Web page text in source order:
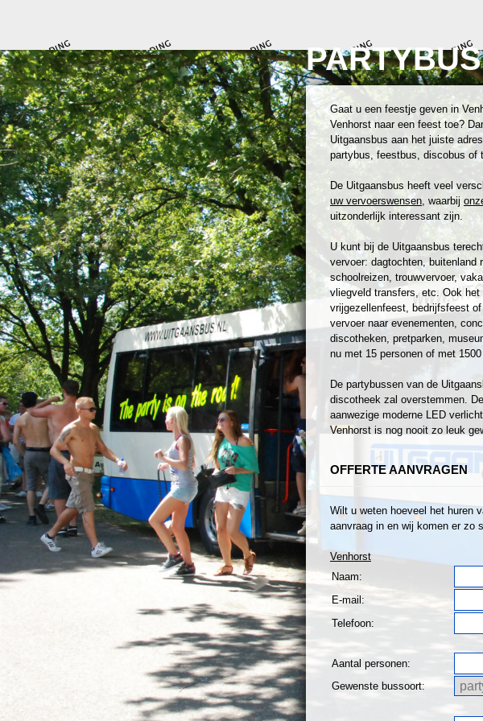
PARTYBUS
Gaat u een feestje geven in
Venhorst naar een feest toe?
Uitgaansbus aan het juiste
partybus, feestbus, discobus of
De Uitgaansbus heeft veel
uw vervoerswensen, waarbij
uitzonderlijk interessant zijn.
U kunt bij de Uitgaansbus
vervoer: dagtochten, buitenland
schoolreizen, trouwvervoer,
vliegveld transfers, etc. Ook het
vrijgezellenfeest, bedrijfsfeest
vervoer naar evenementen,
discotheken, pretparken,
nu met 15 personen of met
De partybussen van de
discotheek zal overstemmen.
aanwezige moderne LED
Venhorst is nog nooit zo leuk
OFFERTE AANVRAGEN
Wilt u weten hoeveel het huren
aanvraag in en wij komen er zo
Venhorst
Naam:
E-mail:
Telefoon:
Aantal personen:
Gewenste bussoort: